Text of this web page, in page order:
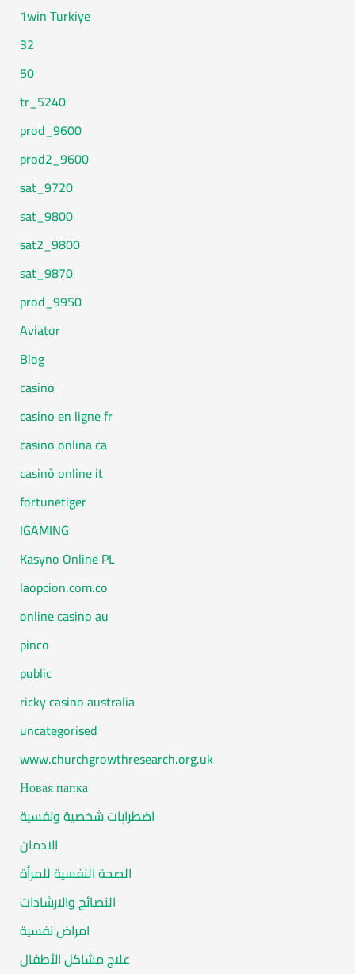
1win Turkiye
32
50
5240_tr
9600_prod
9600_prod2
9720_sat
9800_sat
9800_sat2
9870_sat
9950_prod
Aviator
Blog
casino
casino en ligne fr
casino onlina ca
casinò online it
fortunetiger
IGAMING
Kasyno Online PL
laopcion.com.co
online casino au
pinco
public
ricky casino australia
uncategorised
www.churchgrowthresearch.org.uk
Новая папка
اضطرابات شخصية ونفسية
الادمان
الصحة النفسية للمرأة
النصائح والارشادات
امراض نفسية
علاج مشاكل الأطفال